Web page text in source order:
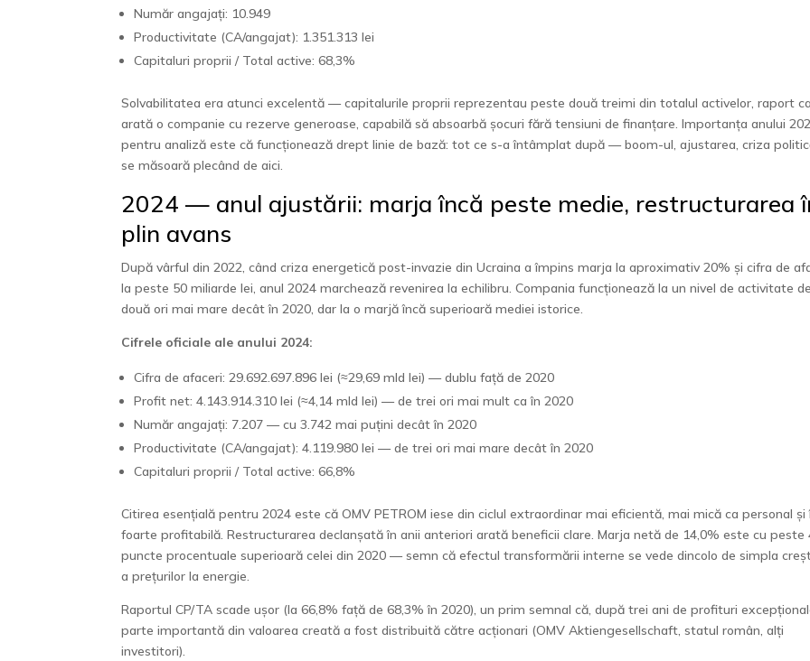
Număr angajați: 10.949
Productivitate (CA/angajat): 1.351.313 lei
Capitaluri proprii / Total active: 68,3%
Solvabilitatea era atunci excelentă — capitalurile proprii reprezentau peste două treimi din totalul activelor, raport
arată o companie cu rezerve generoase, capabilă să absoarbă șocuri fără tensiuni de finanțare. Importanța anului
pentru analiză este că funcționează drept linie de bază: tot ce s-a întâmplat după — boom-ul, ajustarea, criza
se măsoară plecând de aici.
2024 — anul ajustării: marja încă peste medie, restructurarea
plin avans
După vârful din 2022, când criza energetică post-invazie din Ucraina a împins marja la aproximativ 20% și cifra de
la peste 50 miliarde lei, anul 2024 marchează revenirea la echilibru. Compania funcționează la un nivel de activitate de
două ori mai mare decât în 2020, dar la o marjă încă superioară mediei istorice.
Cifrele oficiale ale anului 2024:
Cifra de afaceri: 29.692.697.896 lei (≈29,69 mld lei) — dublu față de 2020
Profit net: 4.143.914.310 lei (≈4,14 mld lei) — de trei ori mai mult ca în 2020
Număr angajați: 7.207 — cu 3.742 mai puțini decât în 2020
Productivitate (CA/angajat): 4.119.980 lei — de trei ori mai mare decât în 2020
Capitaluri proprii / Total active: 66,8%
Citirea esențială pentru 2024 este că OMV PETROM iese din ciclul extraordinar mai eficientă, mai mică ca personal și
foarte profitabilă. Restructurarea declanșată în anii anteriori arată beneficii clare. Marja netă de 14,0% este cu peste
puncte procentuale superioară celei din 2020 — semn că efectul transformării interne se vede dincolo de simpla
a prețurilor la energie.
Raportul CP/TA scade ușor (la 66,8% față de 68,3% în 2020), un prim semnal că, după trei ani de profituri
parte importantă din valoarea creată a fost distribuită către acționari (OMV Aktiengesellschaft, statul român, alți
investitori).